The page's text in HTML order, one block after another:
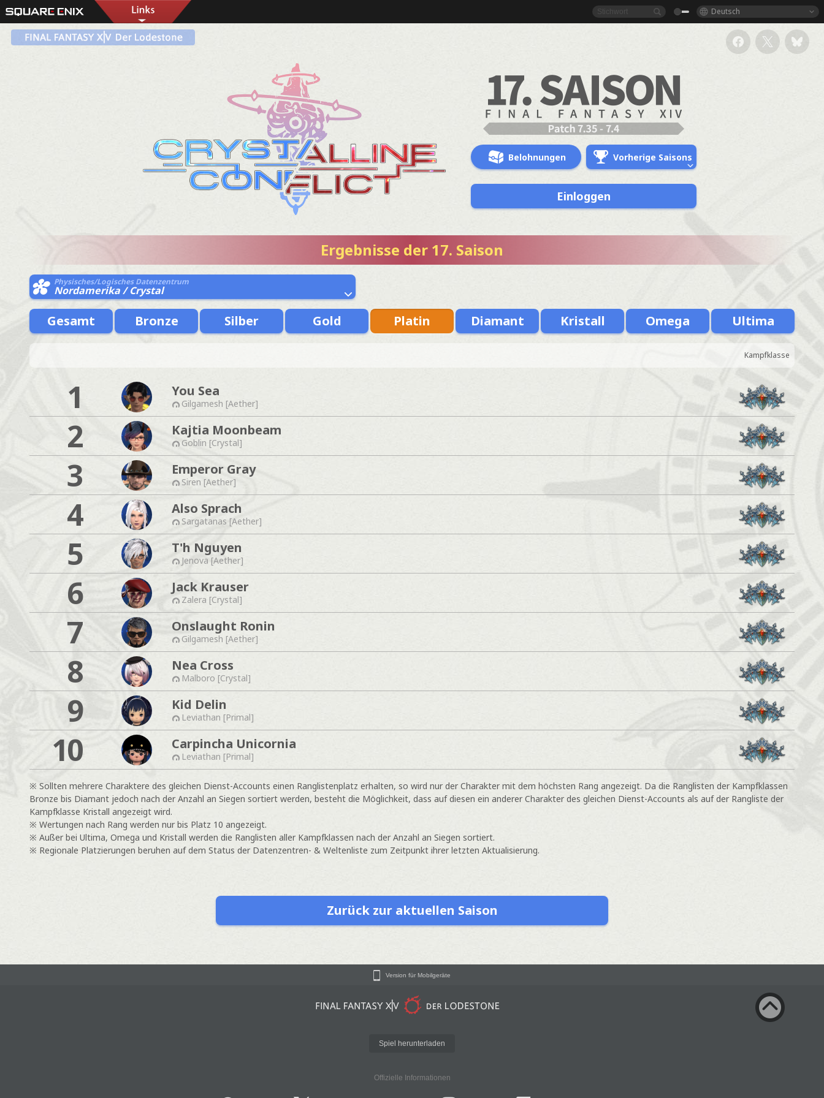
Deutsch
Belohnungen Vorherige Saisons
Einloggen
Ergebnisse der 17. Saison
Physisches/Logisches Datenzentrum
Nordamerika / Crystal
Gesamt Bronze Silber Gold Platin Diamant Kristall Omega Ultima
Kampfklasse
1 You Sea
Gilgamesh [Aether]
2 Kajtia Moonbeam
Goblin [Crystal]
3 Emperor Gray
Siren [Aether]
4 Also Sprach
Sargatanas [Aether]
5 T'h Nguyen
Jenova [Aether]
6 Jack Krauser
Zalera [Crystal]
7 Onslaught Ronin
Gilgamesh [Aether]
8 Nea Cross
Malboro [Crystal]
9 Kid Delin
Leviathan [Primal]
10 Carpincha Unicornia
Leviathan [Primal]
※ Sollten mehrere Charaktere des gleichen Dienst-Accounts einen Ranglistenplatz erhalten, so wird nur der Charakter mit dem höchsten Rang angezeigt. Da die Ranglisten der Kampfklassen
Bronze bis Diamant jedoch nach der Anzahl an Siegen sortiert werden, besteht die Möglichkeit, dass auf diesen ein anderer Charakter des gleichen Dienst-Accounts als auf der Rangliste der
Kampfklasse Kristall angezeigt wird.
※ Wertungen nach Rang werden nur bis Platz 10 angezeigt.
※ Außer bei Ultima, Omega und Kristall werden die Ranglisten aller Kampfklassen nach der Anzahl an Siegen sortiert.
※ Regionale Platzierungen beruhen auf dem Status der Datenzentren- & Weltenliste zum Zeitpunkt ihrer letzten Aktualisierung.
Zurück zur aktuellen Saison
Version für Mobilgeräte
Spiel herunterladen
Offizielle Informationen